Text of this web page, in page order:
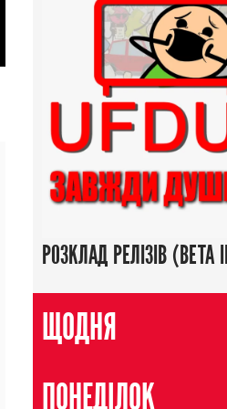
РОЗКЛАД РЕЛІЗІВ (BETA
ЩОДНЯ
ПОНЕДІЛОК